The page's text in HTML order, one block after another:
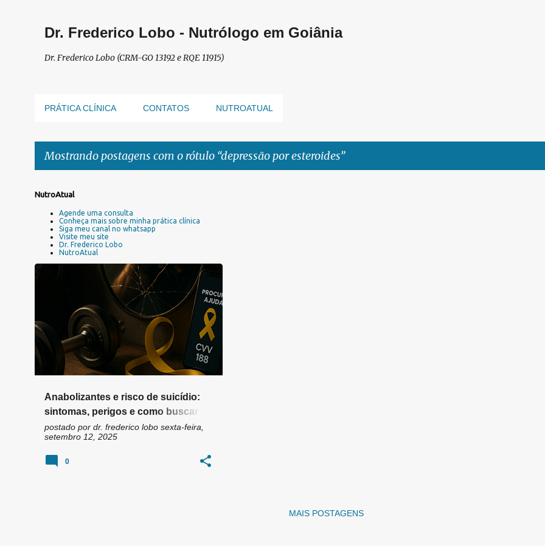
Dr. Frederico Lobo - Nutrólogo em Goiânia
Dr. Frederico Lobo (CRM-GO 13192 e RQE 11915)
PRÁTICA CLÍNICA CONTATOS NUTROATUAL
Mostrando postagens com o rótulo depressão por esteroides
P
NutroAtual
Agende uma consulta
Conheça mais sobre minha prática clínica
Siga meu canal no whatsapp
Visite meu site
Dr. Frederico Lobo
NutroAtual
Anabolizantes e risco de suicídio:
sintomas, perigos e como buscar
ajuda agora
postado por dr. frederico lobo sexta-feira,
setembro 12, 2025
AGRESSIVIDADE ANABOLIZANTES +
0
MAIS POSTAGENS